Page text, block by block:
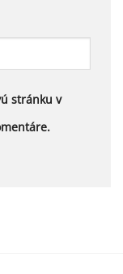
stránku v